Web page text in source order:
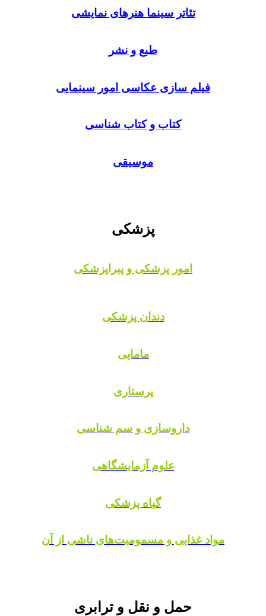
تئاتر سینما هنرهای نمایشی
طبع و نشر
فیلم سازی عکاسی امور سینمایی
کتاب و کتاب شناسی
موسیقی
پزشکی
امور پزشکی و پیراپزشکی
دندان پزشکی
مامایی
پرستاری
داروسازی و سم شناسی
علوم آزمایشگاهی
گیاه پزشکی
مواد غذایی و مسمومیت‌های ناشی از آن
حمل و نقل و ترابری